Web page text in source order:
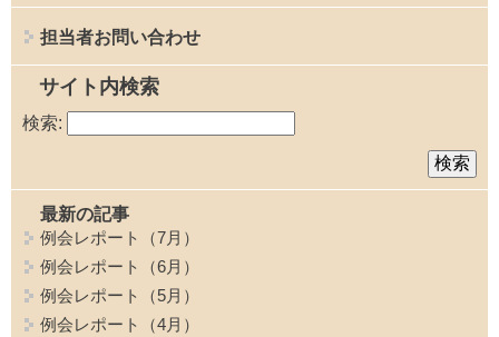
担当者お問い合わせ
サイト内検索
検索:
最新の記事
例会レポート（7月）
例会レポート（6月）
例会レポート（5月）
例会レポート（4月）